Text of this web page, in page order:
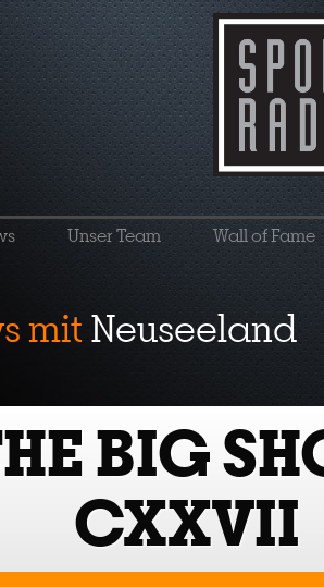
Unser Team Wall of Fame
mitNeuseeland
BIG
CXXVII